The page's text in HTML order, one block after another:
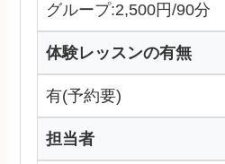
グループ:2,500円/90分
体験レッスンの有無
有(予約要)
担当者